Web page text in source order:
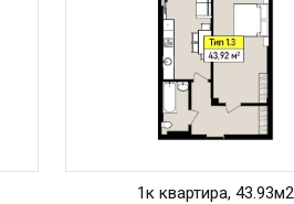
1к квартира, 43.93м2